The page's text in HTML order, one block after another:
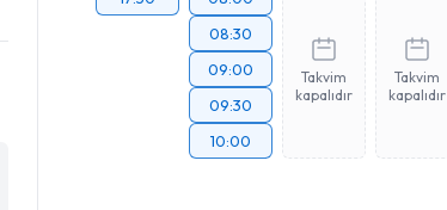
08:30
09:00
09:30
10:00
Takvim
kapalıdır
Takvim
kapalıdır